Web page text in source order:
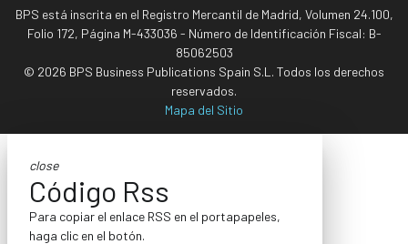
BPS está inscrita en el Registro Mercantil de Madrid, Volumen 24.100,
Folio 172, Página M-433036 - Número de Identificación Fiscal: B-
85062503
© 2026 BPS Business Publications Spain S.L. Todos los derechos
reservados.
Mapa del Sitio
close
Código Rss
Para copiar el enlace RSS en el portapapeles,
haga clic en el botón.